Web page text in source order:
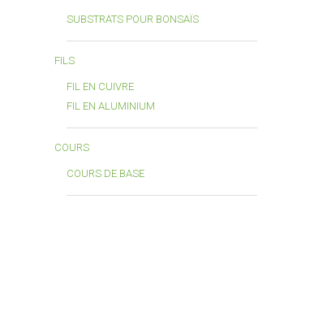
SUBSTRATS POUR BONSAÏS
FILS
FIL EN CUIVRE
FIL EN ALUMINIUM
COURS
COURS DE BASE